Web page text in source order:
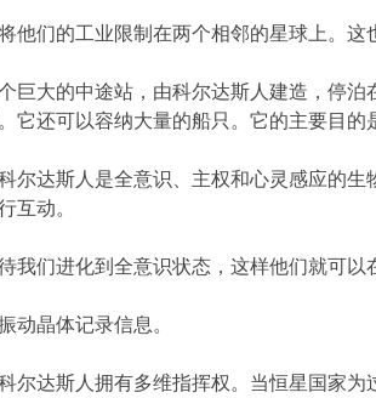
他们的工业限制在两个相邻的星球上。
巨大的中途站，由科尔达斯人建造，停
它还可以容纳大量的船只。它的主要目
尔达斯人是全意识、主权和心灵感应的
互动。
我们进化到全意识状态，这样他们就可
动晶体记录信息。
尔达斯人拥有多维指挥权。当恒星国家